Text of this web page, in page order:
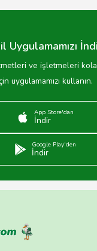
arasında
Uygulamamızı
ve işletmeleri
uygulamamızı kullanın.
App Store'dan
İndir
Google Play'den
İndir